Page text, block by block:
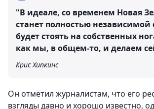
"В идеале, со временем Новая
станет полностью независимой
будет стоять на собственных
как мы, в общем-то, и делаем
Крис Хипкинс
Он отметил журналистам, что его
взгляды давно и хорошо известно,